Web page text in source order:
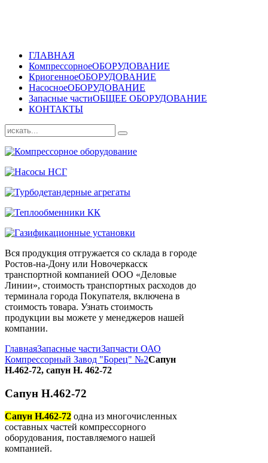
ГЛАВНАЯ
КомпрессорноеОБОРУДОВАНИЕ
КриогенноеОБОРУДОВАНИЕ
НасосноеОБОРУДОВАНИЕ
Запасные частиОБЩЕЕ ОБОРУДОВАНИЕ
КОНТАКТЫ
Вся продукция отгружается со склада в городе
Ростов-на-Дону или Новочеркасск
транспортной компанией ООО «Деловые
Линии», стоимость транспортных расходов до
терминала города Покупателя, включена в
стоимость товара. Узнать стоимость
продукции вы можете у менеджеров нашей
компании.
ГлавнаяЗапасные частиЗапчасти ОАО
Компрессорный Завод "Борец" №2Сапун
Н.462-72, сапун Н. 462-72
Сапун Н.462-72
Сапун Н.462-72 одна из многочисленных
составных частей компрессорного
оборудования, поставляемого нашей
компанией.